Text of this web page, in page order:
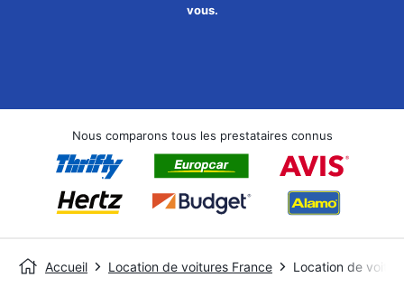
vous.
Nous comparons tous les prestataires connus
Accueil Location de voitures France Location de